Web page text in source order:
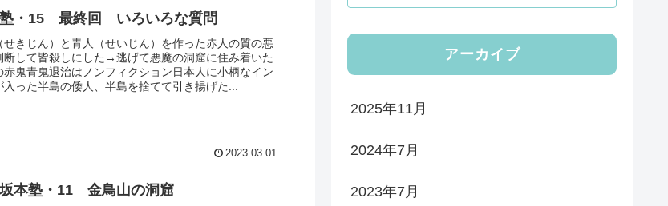
塾・15 最終回 いろいろな質問
せきじん）と青人（せいじん）を作った赤人の質の悪
断して皆殺しにした→逃げて悪魔の洞窟に住み着いた
鬼青鬼退治はノンフィクション日本人に小柄なイン
入った半島の倭人、半島を捨てて引き揚げた...
2023.03.01
本塾・11 金鳥山の洞窟
アーカイブ
2025年11月
2024年7月
2023年7月